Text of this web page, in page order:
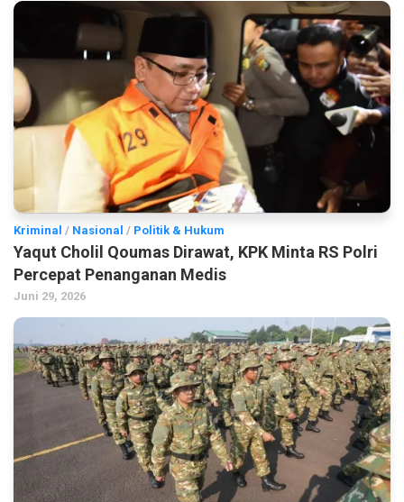
Kriminal / Nasional / Politik & Hukum
Yaqut Cholil Qoumas Dirawat, KPK Minta RS Polri
Percepat Penanganan Medis
Juni 29, 2026